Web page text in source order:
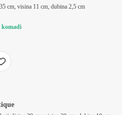
cm, visina 11 cm, dubina 2,5 cm
komadi